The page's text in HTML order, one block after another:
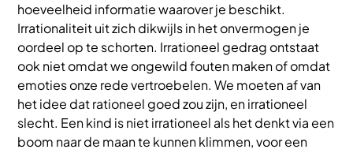
hoeveelheid informatie waarover je beschikt.
Irrationaliteit uit zich dikwijls in het onvermogen je
oordeel op te schorten. Irrationeel gedrag ontstaat
ook niet omdat we ongewild fouten maken of omdat
emoties onze rede vertroebelen. We moeten af van
het idee dat rationeel goed zou zijn, en irrationeel
slecht. Een kind is niet irrationeel als het denkt via een
boom naar de maan te kunnen klimmen, voor een